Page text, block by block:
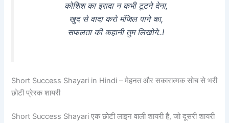
कोशिश का इरादा न कभी टूटने देना,
खुद से वादा करो मंजिल पाने का,
सफलता की कहानी तुम लिखोगे..!
Short Success Shayari in Hindi – मेहनत और सकारात्मक सोच से भरी
छोटी प्रेरक शायरी
Short Success Shayari एक छोटी लाइन वाली शायरी है, जो दूसरी शायरी